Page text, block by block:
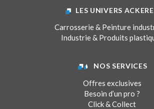
LES UNIVERS
Carrosserie & Peinture
Industrie & Produits
NOS SERVICES
Offres exclusives
Besoin d’un pro ?
Click & Collect